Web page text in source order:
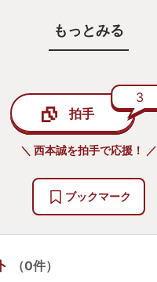
もっとみる
拍手
3
＼ 西本誠を拍手で応援！ ／
ブックマーク
（0件）